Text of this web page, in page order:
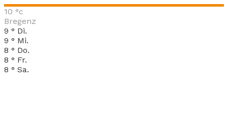
10 °c
Bregenz
9 ° Di.
9 ° Mi.
8 ° Do.
8 ° Fr.
8 ° Sa.